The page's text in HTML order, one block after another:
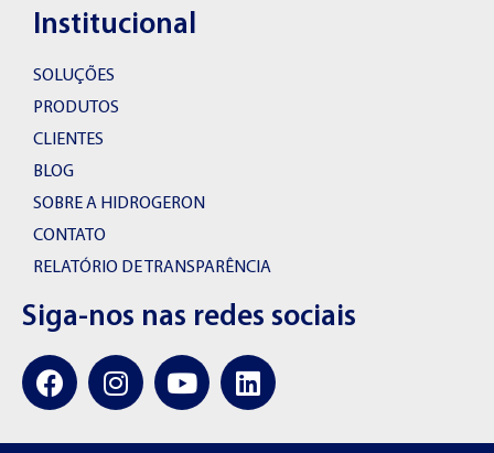
Institucional
SOLUÇÕES
PRODUTOS
CLIENTES
BLOG
SOBRE A HIDROGERON
CONTATO
RELATÓRIO DE TRANSPARÊNCIA
Siga-nos nas redes sociais